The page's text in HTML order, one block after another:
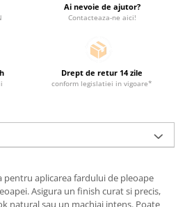
Ai nevoie de ajutor?
Contacteaza-ne aici!
Drept de retur 14 zile
conform legislatiei in vigoare*
pentru aplicarea fardului de pleoape
Asigura un finish curat si precis,
natural sau un machiaj intens. Poate